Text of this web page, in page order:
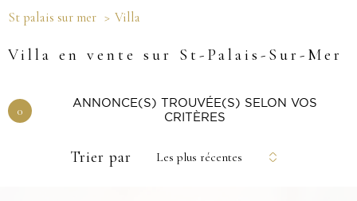
St palais sur mer
Villa
Villa en vente sur St-Palais-Sur-Mer
0
ANNONCE(S) TROUVÉE(S) SELON VOS
CRITÈRES
Trier par Les plus récentes